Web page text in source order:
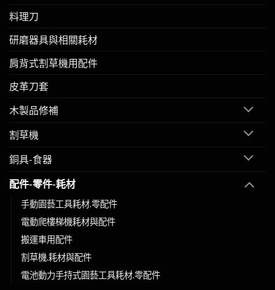
料理刀
研磨器具與相關耗材
肩背式割草機用配件
皮革刀套
木製品修補
割草機
銅具-食器
配件-零件-耗材
手動園藝工具耗材.零配件
電動爬樓梯機耗材與配件
搬運車用配件
割草機.耗材與配件
電池動力手持式園藝工具耗材.零配件